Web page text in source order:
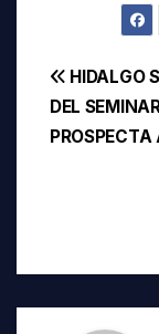
de
HIDALGO
DEL
PROSPECTA